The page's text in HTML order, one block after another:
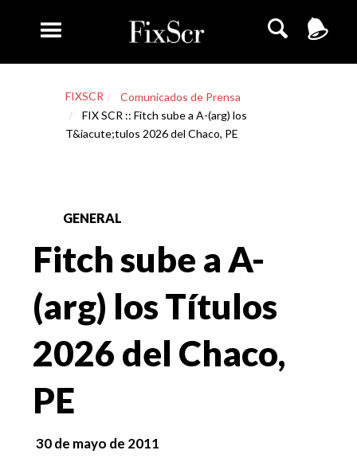
FIXSCR
Comunicados de Prensa
FIX SCR :: Fitch sube a A-(arg) los
T&iacute;tulos 2026 del Chaco, PE
GENERAL
Fitch sube a A-
(arg) los Títulos
2026 del Chaco,
PE
30 de mayo de 2011